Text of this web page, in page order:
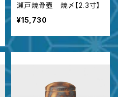
瀬戸焼骨壺 焼〆【2.3寸】
¥15,730